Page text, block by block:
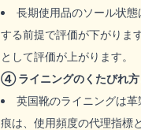
長期使用品のソール状
する前提で評価が下がりま
として評価が上がります。
④ ライニングのくたびれ方
英国靴のライニングは
痕は、使用頻度の代理指標